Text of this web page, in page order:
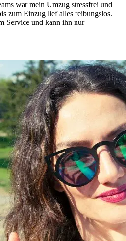
war mein Umzug stressfrei und
zum Einzug lief alles reibungslos.
Service und kann ihn nur